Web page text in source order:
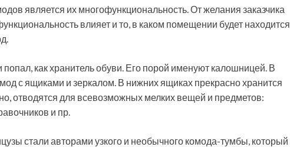
является их многофункциональность. От желания заказчика
влияет и то, в каком помещении будет находится
как хранитель обуви. Его порой именуют калошницей. В
с ящиками и зеркалом. В нижних ящиках прекрасно хранится
отводятся для всевозможных мелких вещей и предметов:
и пр.
стали авторами узкого и необычного комода-тумбы, который